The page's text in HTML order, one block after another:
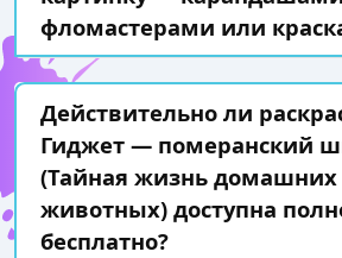
фломастерами или
Действительно ли
Гиджет — померанский
(Тайная жизнь домашних
животных) доступна
бесплатно?